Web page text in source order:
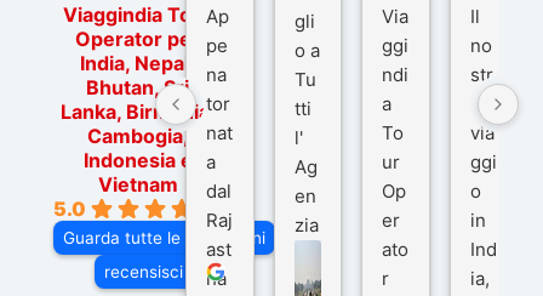
Viaggindia Tour
Operator per
India, Nepal,
Bhutan, Sri
Lanka, Birmania,
Cambogia,
Indonesia e
Vietnam
5.0
Guarda tutte le recensioni
recensisci su
Ap
pe
na
tor
nat
a
dal
Raj
ast
ha
gli
o a
Tu
tti
l'
Ag
en
zia
Via
Via
ggi
ndi
a
To
ur
Op
er
ato
r
Il
no
str
o
via
ggi
o
in
Ind
ia,